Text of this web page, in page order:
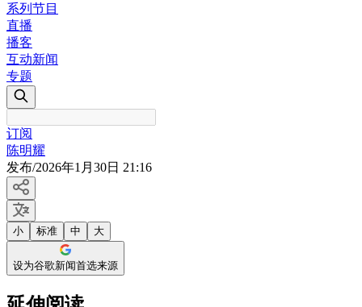
系列节目
直播
播客
互动新闻
专题
订阅
陈明耀
发布/2026年1月30日 21:16
小 标准 中 大
设为谷歌新闻首选来源